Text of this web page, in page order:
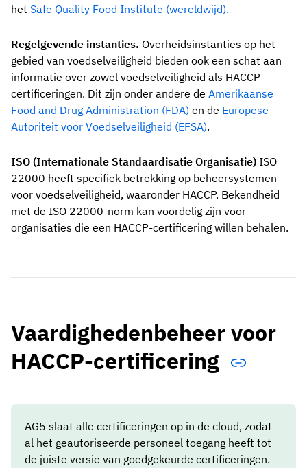
het Safe Quality Food Institute (wereldwijd).
Regelgevende instanties. Overheidsinstanties op het
gebied van voedselveiligheid bieden ook een schat aan
informatie over zowel voedselveiligheid als HACCP-
certificeringen. Dit zijn onder andere de Amerikaanse
Food and Drug Administration (FDA) en de Europese
Autoriteit voor Voedselveiligheid (EFSA).
ISO (Internationale Standaardisatie Organisatie) ISO
22000 heeft specifiek betrekking op beheersystemen
voor voedselveiligheid, waaronder HACCP. Bekendheid
met de ISO 22000-norm kan voordelig zijn voor
organisaties die een HACCP-certificering willen behalen.
Vaardighedenbeheer voor
HACCP-certificering
AG5 slaat alle certificeringen op in de cloud, zodat
al het geautoriseerde personeel toegang heeft tot
de juiste versie van goedgekeurde certificeringen.